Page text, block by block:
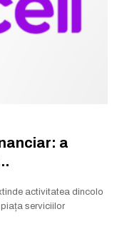
a
activitatea dincolo
serviciilor